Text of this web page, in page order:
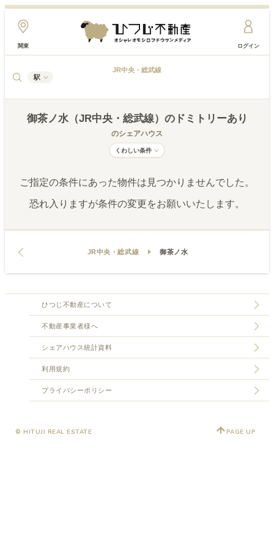
関東 ログイン
駅
JR中央・総武線
御茶ノ水（JR中央・総武線） のドミトリーあり
のシェアハウス
くわしい条件
ご指定の条件にあった物件は見つかりませんでした。
恐れ入りますが条件の変更をお願いいたします。
JR中央・総武線 御茶ノ水
ひつじ不動産について
不動産事業者様へ
シェアハウス統計資料
利用規約
プライバシーポリシー
© HITUJI REAL ESTATE PAGE UP